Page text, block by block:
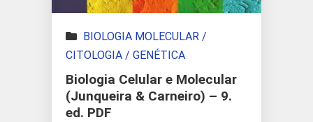
BIOLOGIA MOLECULAR /
CITOLOGIA / GENÉTICA
Biologia Celular e Molecular
(Junqueira & Carneiro) – 9.
ed. PDF